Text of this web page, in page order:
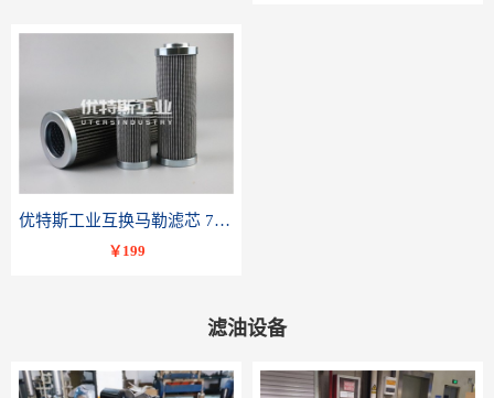
优特斯工业互换马勒滤芯 77681075PI8508 DRG 100
￥199
滤油设备